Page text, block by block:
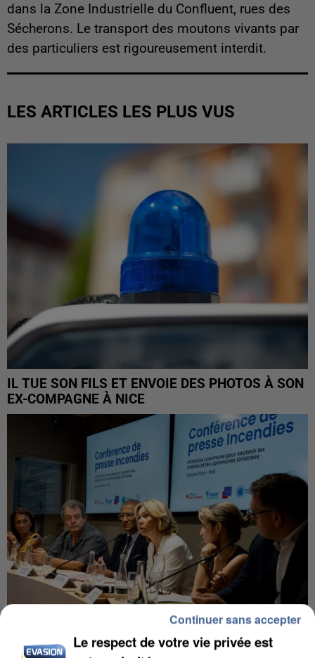
dans la Zone Industrielle du Confluent, rues des
Sécherons. Le transport des moutons vivants par
des particuliers est rigoureusement interdit.
LES ARTICLES LES PLUS VUS
IL TUE SON FILS ET ENVOIE DES PHOTOS À SON
EX-COMPAGNE À NICE
INCENDIES : L’ÎLE-DE-FRANCE LANCE UN ÉLAN
Le respect de votre vie privée est
Continuer sans accepter